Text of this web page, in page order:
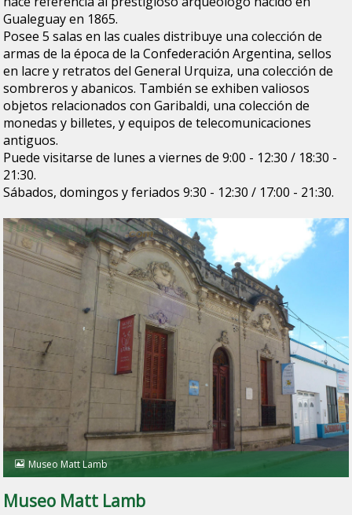
Gualeguay en 1865.
Posee 5 salas en las cuales distribuye una colección de
armas de la época de la Confederación Argentina, sellos
en lacre y retratos del General Urquiza, una colección de
sombreros y abanicos. También se exhiben valiosos
objetos relacionados con Garibaldi, una colección de
monedas y billetes, y equipos de telecomunicaciones
antiguos.
Puede visitarse de lunes a viernes de 9:00 - 12:30 / 18:30 -
21:30.
Sábados, domingos y feriados 9:30 - 12:30 / 17:00 - 21:30.
Museo Matt Lamb
Museo Matt Lamb